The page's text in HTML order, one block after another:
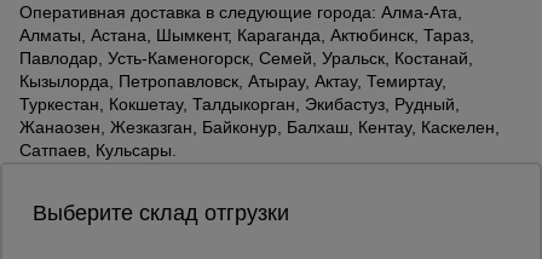
Оперативная доставка в следующие города: Алма-Ата,
Алматы, Астана, Шымкент, Караганда, Актюбинск, Тараз,
Павлодар, Усть-Каменогорск, Семей, Уральск, Костанай,
Кызылорда, Петропавловск, Атырау, Актау, Темиртау,
Туркестан, Кокшетау, Талдыкорган, Экибастуз, Рудный,
Жанаозен, Жезказган, Байконур, Балхаш, Кентау, Каскелен,
Сатпаев, Кульсары.
Выберите склад отгрузки